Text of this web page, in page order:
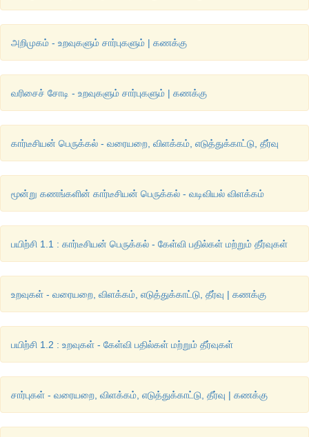
(iv) f (1) = -1, f (4) = 10 எனக் கண்டோம். f (-3) -யைக் காண
ஆகையினால், f (x) = 2x + 7; எனவே, f (−3) = 2(−3) + 7 = 1
எனவே,
அறிமுகம் - உறவுகளும் சார்புகளும் | கணக்கு
வரிசைச் சோடி - உறவுகளும் சார்புகளும் | கணக்கு
கார்டீசியன் பெருக்கல் - வரையறை, விளக்கம், எடுத்துக்காட்டு, தீர்வு
மூன்று கணங்களின் கார்டீசியன் பெருக்கல் - வடிவியல் விளக்கம்
பயிற்சி 1.1 : கார்டீசியன் பெருக்கல் - கேள்வி பதில்கள் மற்றும் தீர்வுகள்
உறவுகள் - வரையறை, விளக்கம், எடுத்துக்காட்டு, தீர்வு | கணக்கு
பயிற்சி 1.2 : உறவுகள் - கேள்வி பதில்கள் மற்றும் தீர்வுகள்
சார்புகள் - வரையறை, விளக்கம், எடுத்துக்காட்டு, தீர்வு | கணக்கு